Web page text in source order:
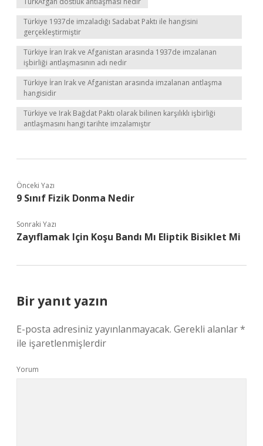
Türkiye 1937de imzaladığı Sadabat Paktı ile hangisini
gerçekleştirmiştir
Türkiye İran Irak ve Afganistan arasında 1937de imzalanan
işbirliği antlaşmasının adı nedir
Türkiye İran Irak ve Afganistan arasında imzalanan antlaşma
hangisidir
Türkiye ve Irak Bağdat Paktı olarak bilinen karşılıklı işbirliği
antlaşmasını hangi tarihte imzalamıştır
Önceki Yazı
9 Sınıf Fizik Donma Nedir
Sonraki Yazı
Zayıflamak Için Koşu Bandı Mı Eliptik Bisiklet Mi
Bir yanıt yazın
E-posta adresiniz yayınlanmayacak. Gerekli alanlar*
ile işaretlenmişlerdir
Yorum